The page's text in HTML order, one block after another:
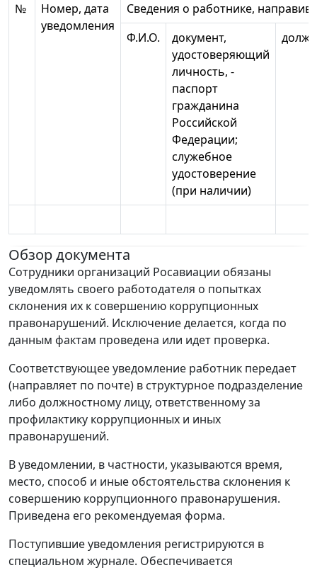
№
Номер, дата
уведомления
Сведения о работнике,
Ф.И.О.
документ,
удостоверяющий
личность, -
паспорт
гражданина
Российской
Федерации;
служебное
удостоверение
(при наличии)
Обзор документа
Сотрудники организаций Росавиации обязаны
уведомлять своего работодателя о попытках
склонения их к совершению коррупционных
правонарушений. Исключение делается, когда по
данным фактам проведена или идет проверка.
Соответствующее уведомление работник передает
(направляет по почте) в структурное подразделение
либо должностному лицу, ответственному за
профилактику коррупционных и иных
правонарушений.
В уведомлении, в частности, указываются время,
место, способ и иные обстоятельства склонения к
совершению коррупционного правонарушения.
Приведена его рекомендуемая форма.
Поступившие уведомления регистрируются в
специальном журнале. Обеспечивается